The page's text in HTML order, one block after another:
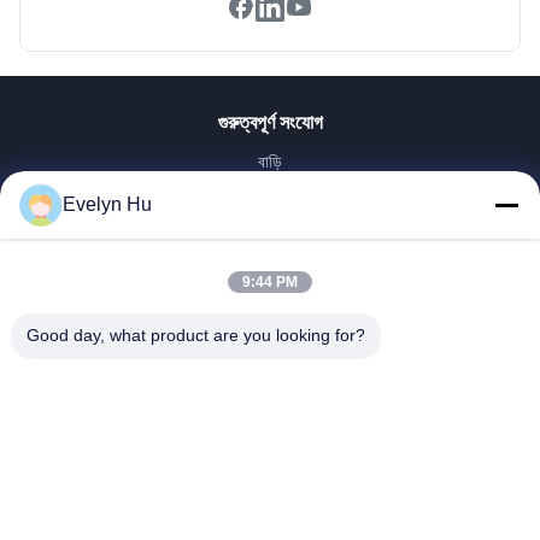
গুরুত্বপূর্ণ সংযোগ
বাড়ি
কারখানা ভ্রমণ
মান নিয়ন্ত্রণ
Evelyn Hu
9:44 PM
Good day, what product are you looking for?